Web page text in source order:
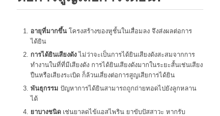
อายุที่มากขึ้นโครงสร้างของหูชั้นในเสื่อมลง จึงส่งผลต่อการ
ได้ยิน
การได้ยินเสียงดังไม่ว่าจะเป็นการได้ยินเสียงดังสะสมจากการ
ทำงานในที่ที่มีเสียงดัง การได้ยินเสียงดังมากในระยะสั้นเช่นเสียง
ปืนหรือเสียงระเบิด ก็ล้วนเสี่ยงต่อการสูญเสียการได้ยิน
พันธุกรรม ปัญหาการได้ยินสามารถถูกถ่ายทอดไปยังลูกหลาน
ได้
ยาบางชนิดเช่นยาลดไข้แอสไพริน ยาขับปัสสาวะ หากรับ